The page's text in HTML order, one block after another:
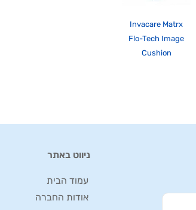
Invacare Matrx
Flo-Tech Image
Cushion
ניווט באתר
עמוד הבית
אודות החברה